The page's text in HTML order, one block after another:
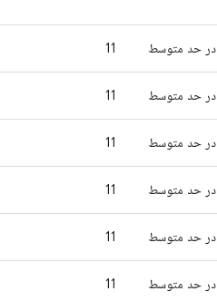
در حد متوسط 11
در حد متوسط 11
در حد متوسط 11
در حد متوسط 11
در حد متوسط 11
در حد متوسط 11